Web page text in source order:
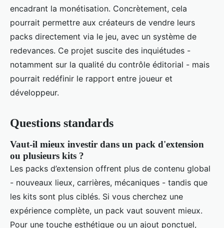
encadrant la monétisation. Concrètement, cela
pourrait permettre aux créateurs de vendre leurs
packs directement via le jeu, avec un système de
redevances. Ce projet suscite des inquiétudes -
notamment sur la qualité du contrôle éditorial - mais
pourrait redéfinir le rapport entre joueur et
développeur.
Questions standards
Vaut-il mieux investir dans un pack d'extension
ou plusieurs kits ?
Les packs d’extension offrent plus de contenu global
- nouveaux lieux, carrières, mécaniques - tandis que
les kits sont plus ciblés. Si vous cherchez une
expérience complète, un pack vaut souvent mieux.
Pour une touche esthétique ou un ajout ponctuel,